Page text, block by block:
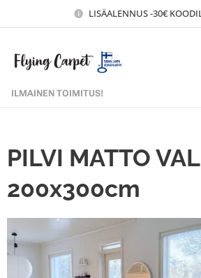
LISÄALENNUS -30€
ILMAINEN TOIMITUS!
PILVI MATTO
200x300cm